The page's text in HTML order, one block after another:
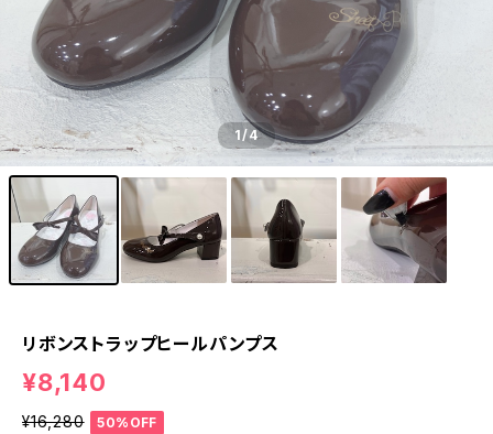
1/4
リボンストラップヒールパンプス
¥8,140
¥16,280
50%OFF